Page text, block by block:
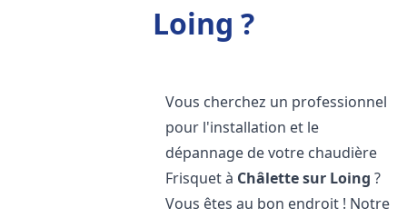
Loing ?
Vous cherchez un professionnel
pour l'installation et le
dépannage de votre chaudière
Frisquet à Châlette sur Loing ?
Vous êtes au bon endroit ! Notre